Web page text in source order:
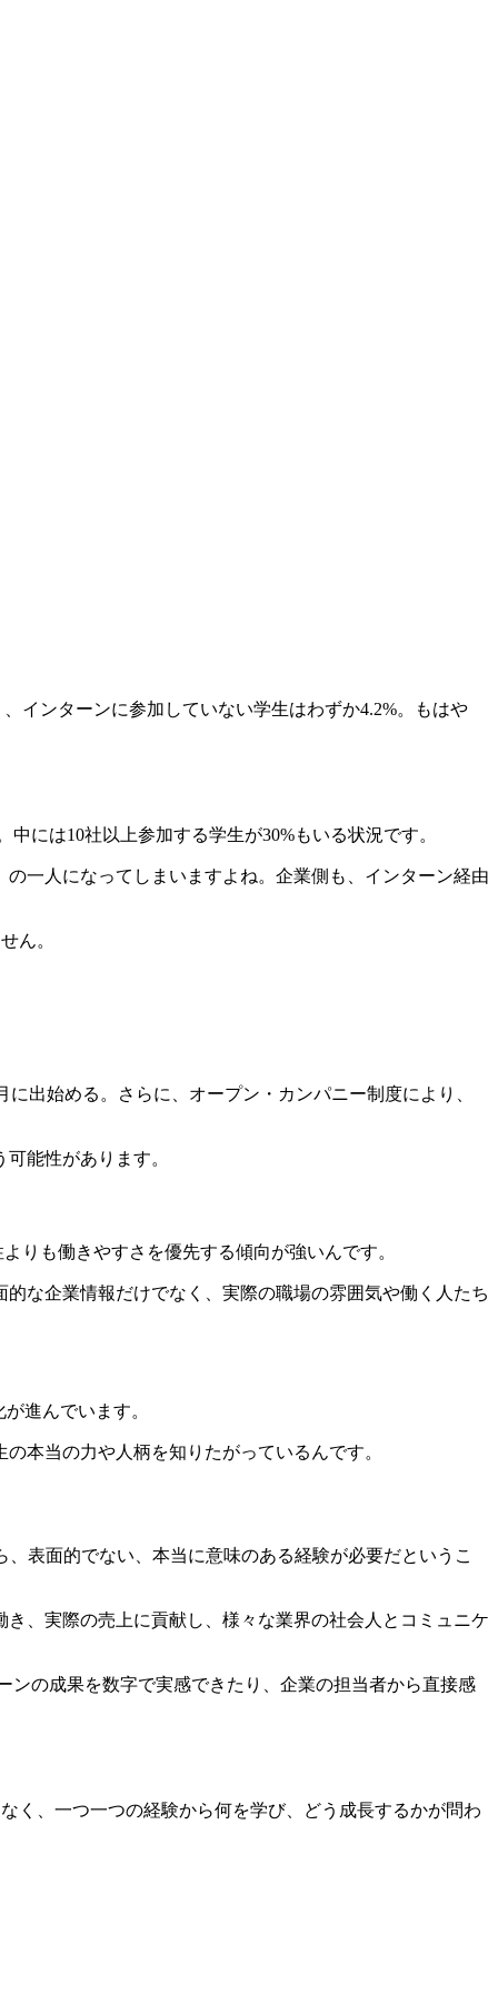
インターンに参加していない学生はわずか4.2%。もはや
には10社以上参加する学生が30%もいる状況です。
一人になってしまいますよね。企業側も、インターン経由
ん。
出始める。さらに、オープン・カンパニー制度により、
能性があります。
りも働きやすさを優先する傾向が強いんです。
な企業情報だけでなく、実際の職場の雰囲気や働く人たち
進んでいます。
本当の力や人柄を知りたがっているんです。
表面的でない、本当に意味のある経験が必要だというこ
、実際の売上に貢献し、様々な業界の社会人とコミュニケ
の成果を数字で実感できたり、企業の担当者から直接感
く、一つ一つの経験から何を学び、どう成長するかが問わ